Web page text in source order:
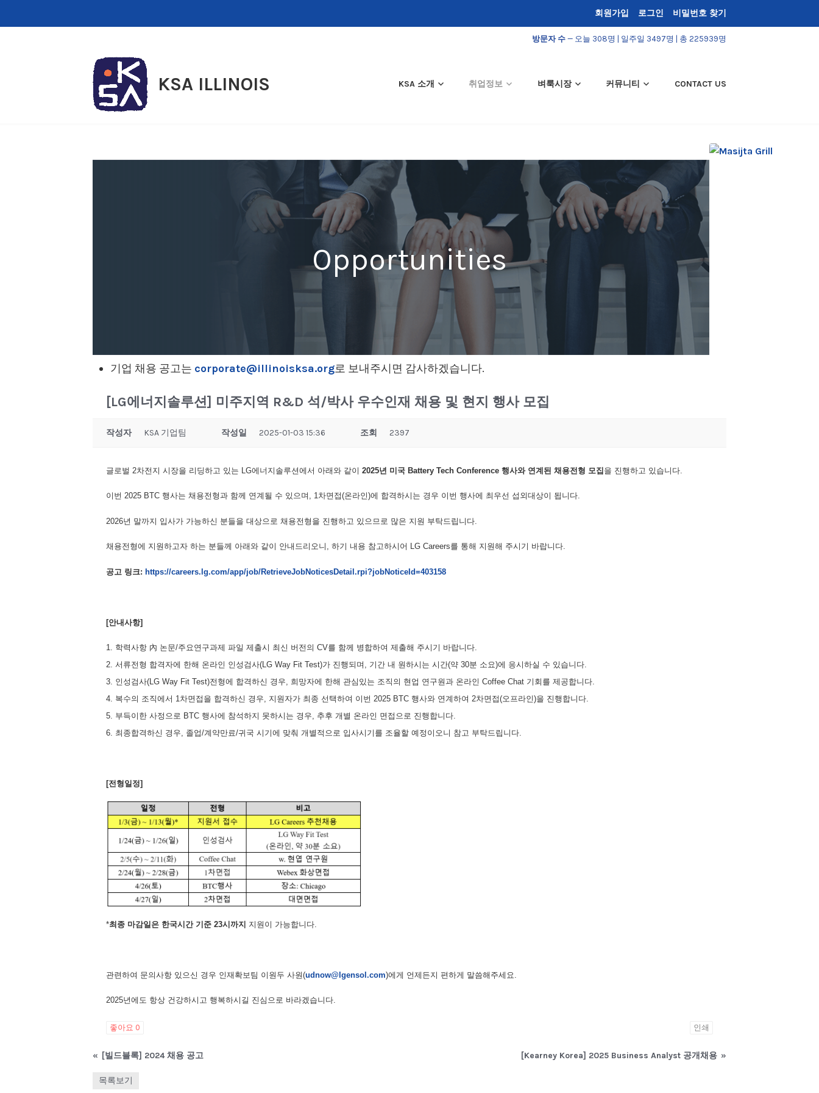
회원가입 로그인 비밀번호 찾기
방문자 수 — 오늘 308명 | 일주일 3497명 | 총 225939명
KSA ILLINOIS KSA 소개 취업정보 벼룩시장 커뮤니티 CONTACT US
Opportunities
기업 채용 공고는 corporate@illinoisksa.org로 보내주시면 감사하겠습니다.
[LG에너지솔루션] 미주지역 R&D 석/박사 우수인재 채용 및 현지 행사 모집
작성자 KSA 기업팀 작성일 2025-01-03 15:36 조회 2397
글로벌 2차전지 시장을 리딩하고 있는 LG에너지솔루션에서 아래와 같이 2025년 미국 Battery Tech Conference 행사와 연계된 채용전형 모집 을 진행하고 있습니다.
이번 2025 BTC 행사는 채용전형과 함께 연계될 수 있으며, 1차면접(온라인)에 합격하시는 경우 이번 행사에 최우선 섭외대상이 됩니다.
2026년 말까지 입사가 가능하신 분들을 대상으로 채용전형을 진행하고 있으므로 많은 지원 부탁드립니다.
채용전형에 지원하고자 하는 분들께 아래와 같이 안내드리오니, 하기 내용 참고하시어 LG Careers를 통해 지원해 주시기 바랍니다.
공고 링크: https://careers.lg.com/app/job/RetrieveJobNoticesDetail.rpi?jobNoticeId=403158
[안내사항]
1. 학력사항 內 논문/주요연구과제 파일 제출시 최신 버전의 CV를 함께 병합하여 제출해 주시기 바랍니다.
2. 서류전형 합격자에 한해 온라인 인성검사(LG Way Fit Test)가 진행되며, 기간 내 원하시는 시간(약 30분 소요)에 응시하실 수 있습니다.
3. 인성검사(LG Way Fit Test)전형에 합격하신 경우, 희망자에 한해 관심있는 조직의 현업 연구원과 온라인 Coffee Chat 기회를 제공합니다.
4. 복수의 조직에서 1차면접을 합격하신 경우, 지원자가 최종 선택하여 이번 2025 BTC 행사와 연계하여 2차면접(오프라인)을 진행합니다.
5. 부득이한 사정으로 BTC 행사에 참석하지 못하시는 경우, 추후 개별 온라인 면접으로 진행합니다.
6. 최종합격하신 경우, 졸업/계약만료/귀국 시기에 맞춰 개별적으로 입사시기를 조율할 예정이오니 참고 부탁드립니다.
[전형일정]
*최종 마감일은 한국시간 기준 23시까지 지원이 가능합니다.
관련하여 문의사항 있으신 경우 인재확보팀 이원두 사원(udnow@lgensol.com)에게 언제든지 편하게 말씀해주세요.
2025년에도 항상 건강하시고 행복하시길 진심으로 바라겠습니다.
좋아요 0 인쇄
« [빌드블록] 2024 채용 공고 [Kearney Korea] 2025 Business Analyst 공개채용 »
목록보기